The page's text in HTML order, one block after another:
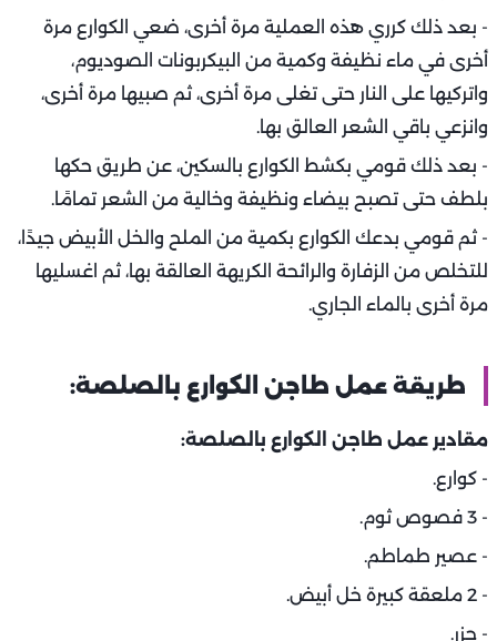
- بعد ذلك كرري هذه العملية مرة أخرى، ضعي الكوارع مرة
أخرى في ماء نظيفة وكمية من البيكربونات الصوديوم،
واتركيها على النار حتى تغلى مرة أخرى، ثم صبيها مرة أخرى،
وانزعي باقي الشعر العالق بها.
- بعد ذلك قومي بكشط الكوارع بالسكين، عن طريق حكها
بلطف حتى تصبح بيضاء ونظيفة وخالية من الشعر تمامًا.
- ثم قومي بدعك الكوارع بكمية من الملح والخل الأبيض جيدًا،
للتخلص من الزفارة والرائحة الكريهة العالقة بها، ثم اغسليها
مرة أخرى بالماء الجاري.
طريقة عمل طاجن الكوارع بالصلصة:
مقادير عمل طاجن الكوارع بالصلصة:
- كوارع.
- 3 فصوص ثوم.
- عصير طماطم.
- 2 ملعقة كبيرة خل أبيض.
- جزر.